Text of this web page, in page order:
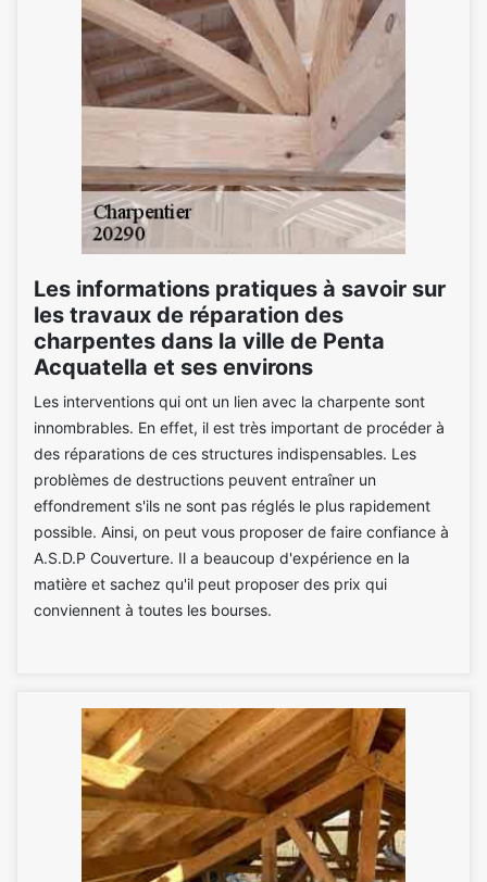
Les informations pratiques à savoir sur
les travaux de réparation des
charpentes dans la ville de Penta
Acquatella et ses environs
Les interventions qui ont un lien avec la charpente sont
innombrables. En effet, il est très important de procéder à
des réparations de ces structures indispensables. Les
problèmes de destructions peuvent entraîner un
effondrement s'ils ne sont pas réglés le plus rapidement
possible. Ainsi, on peut vous proposer de faire confiance à
A.S.D.P Couverture. Il a beaucoup d'expérience en la
matière et sachez qu'il peut proposer des prix qui
conviennent à toutes les bourses.